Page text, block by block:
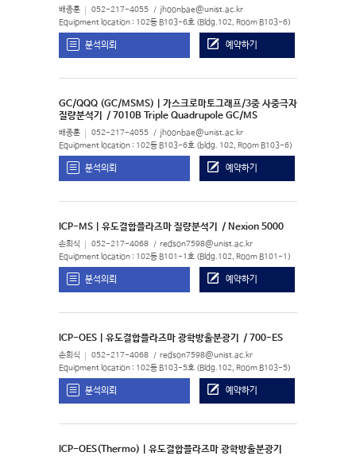
배종훈 052-217-4055 jhoonbae@unist.ac.kr
Equipment location : 102동 B103-6호 (Bldg.102, Room B103-6)
분석의뢰 예약하기
GC/QQQ (GC/MSMS) | 가스크로마토그래프/3중 사중극자
질량분석기
/ 7010B Triple Quadrupole GC/MS
배종훈 052-217-4055 jhoonbae@unist.ac.kr
Equipment location : 102동 B103-6호 (bldg. 102, Room B103-6)
분석의뢰 예약하기
ICP-MS | 유도결합플라즈마 질량분석기 / Nexion 5000
손희식 052-217-4068 redson7598@unist.ac.kr
Equipment location : 102동 B101-1호 (Bldg.102, Room B101-1)
분석의뢰 예약하기
ICP-OES | 유도결합플라즈마 광학방출분광기 / 700-ES
손희식 052-217-4068 redson7598@unist.ac.kr
Equipment location : 102동 B103-5호 (Bldg.102, Room B103-5)
분석의뢰 예약하기
ICP-OES(Thermo) | 유도결합플라즈마 광학방출분광기